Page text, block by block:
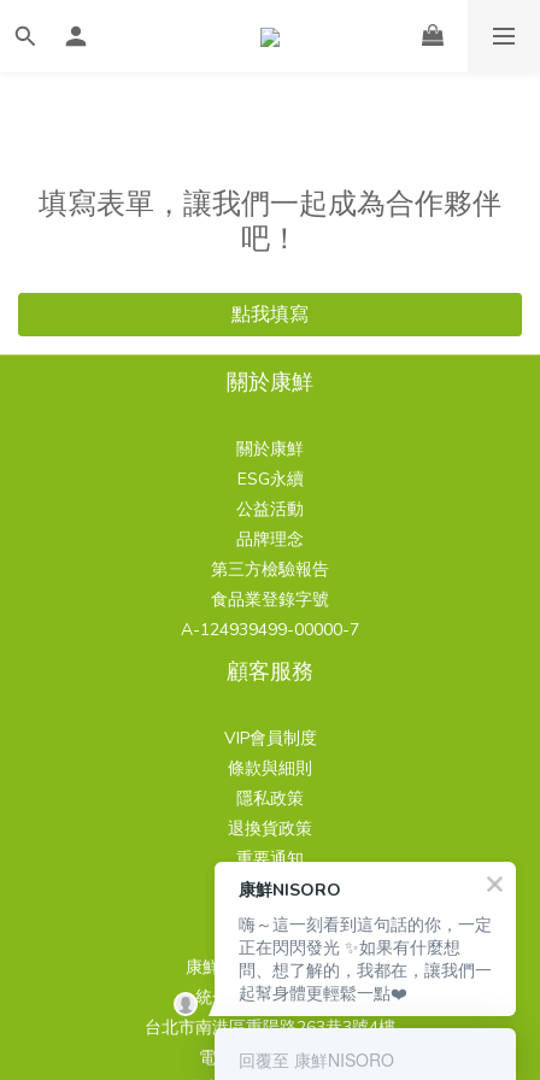
填寫表單，讓我們一起成為合作夥伴
吧！
點我填寫
關於康鮮
關於康鮮
ESG永續
公益活動
品牌理念
第三方檢驗報告
食品業登錄字號
A-124939499-00000-7
顧客服務
VIP會員制度
條款與細則
隱私政策
退換貨政策
重要通知
聯繫我們
康鮮國際股份有限公司
統一編號 24939499
台北市南港區重陽路263巷3號4樓
電話 02-26510889
康鮮NISORO
嗨～這一刻看到這句話的你，一定
正在閃閃發光 ✨如果有什麼想
問、想了解的，我都在，讓我們一
起幫身體更輕鬆一點❤️
回覆至 康鮮NISORO